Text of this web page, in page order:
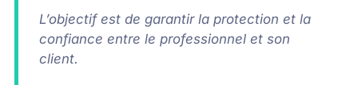
L’objectif est de garantir la protection et la
confiance entre le professionnel et son
client.